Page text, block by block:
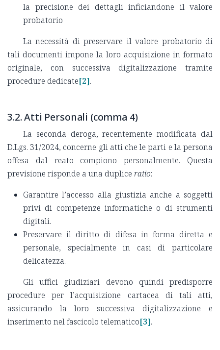
la precisione dei dettagli inficiandone il valore
probatorio
La necessità di preservare il valore probatorio di
tali documenti impone la loro acquisizione in formato
originale, con successiva digitalizzazione tramite
procedure dedicate[2].
3.2. Atti Personali (comma 4)
La seconda deroga, recentemente modificata dal
D.Lgs. 31/2024, concerne gli atti che le parti e la persona
offesa dal reato compiono personalmente. Questa
previsione risponde a una duplice ratio:
Garantire l’accesso alla giustizia anche a soggetti
privi di competenze informatiche o di strumenti
digitali.
Preservare il diritto di difesa in forma diretta e
personale, specialmente in casi di particolare
delicatezza.
Gli uffici giudiziari devono quindi predisporre
procedure per l’acquisizione cartacea di tali atti,
assicurando la loro successiva digitalizzazione e
inserimento nel fascicolo telematico[3].